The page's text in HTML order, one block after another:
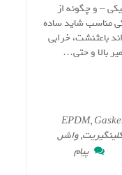
– و چگونه از
مناسب شاید ساده
باعثنشت، خرابی
بالا و حتی…
EPDM,
کلینگیریت,واشر,
پیام